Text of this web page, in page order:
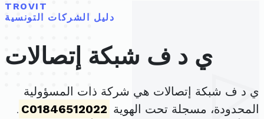
TROVIT
دليل الشركات التونسية
ي د ف شبكة إتصالات
ي د ف شبكة إتصالات هي شركة ذات المسؤولية
المحدودة، مسجلة تحت الهوية C01846512022
.